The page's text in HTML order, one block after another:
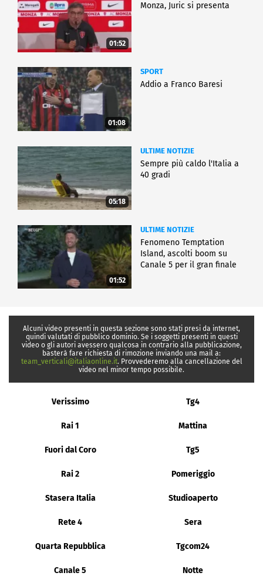
01:52
Monza, Juric si presenta
01:08
SPORT
Addio a Franco Baresi
05:18
ULTIME NOTIZIE
Sempre più caldo l'Italia a
40 gradi
01:52
ULTIME NOTIZIE
Fenomeno Temptation
Island, ascolti boom su
Canale 5 per il gran finale
Alcuni video presenti in questa sezione sono stati presi da internet,
quindi valutati di pubblico dominio. Se i soggetti presenti in questi
video o gli autori avessero qualcosa in contrario alla pubblicazione,
basterà fare richiesta di rimozione inviando una mail a:
team_verticali@italiaonline.it. Provvederemo alla cancellazione del
video nel minor tempo possibile.
Verissimo Tg4
Rai 1 Mattina
Fuori dal Coro Tg5
Rai 2 Pomeriggio
Stasera Italia Studioaperto
Rete 4 Sera
Quarta Repubblica Tgcom24
Canale 5 Notte